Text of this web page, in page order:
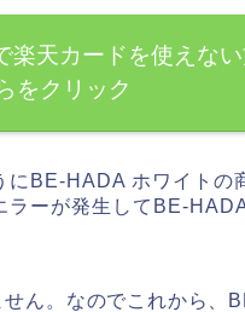
楽天カードを使えな
をクリック
BE-HADA ホワイトの
ーが発生してBE-
ん。なのでこれから、